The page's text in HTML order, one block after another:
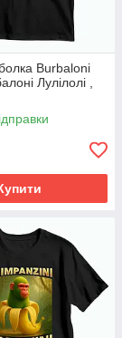
Burbaloni
Лулілолі ,